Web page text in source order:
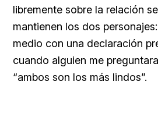
libremente sobre la relación
mantienen los dos
medio con una declaración
cuando alguien me
“ambos son los más lindos”.